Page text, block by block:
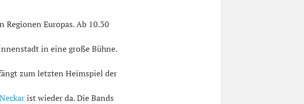
Regionen Europas. Ab 10.30
in eine große Bühne.
zum letzten Heimspiel der
ist wieder da. Die Bands